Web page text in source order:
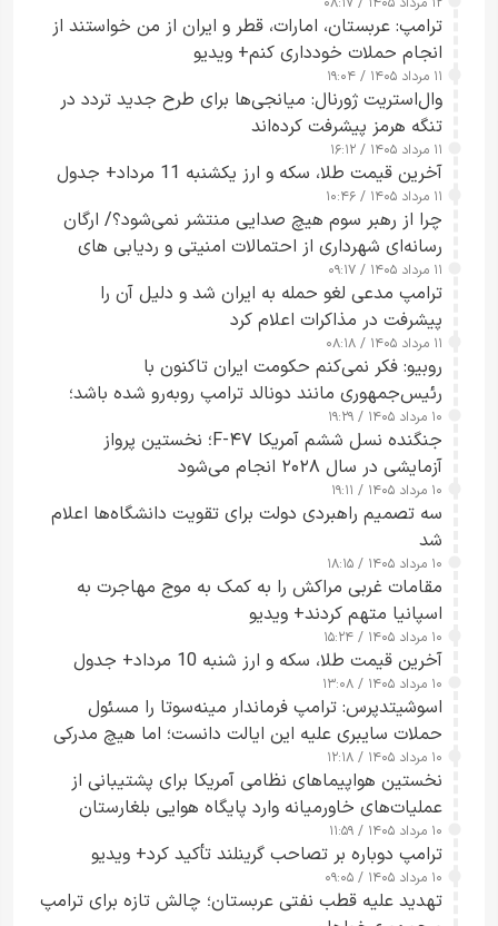
ترامپ: عربستان، امارات، قطر و ایران از من خواستند از
انجام حملات خودداری کنم+ ویدیو
۱۱ مرداد ۱۴۰۵ / ۱۹:۰۴
وال‌استریت ژورنال: میانجی‌ها برای طرح جدید تردد در
تنگه هرمز پیشرفت کرده‌اند
۱۱ مرداد ۱۴۰۵ / ۱۶:۱۲
آخرین قیمت طلا، سکه و ارز یکشنبه 11 مرداد+ جدول
۱۱ مرداد ۱۴۰۵ / ۱۰:۴۶
چرا از رهبر سوم هیچ صدایی منتشر نمی‌شود؟/ ارگان
رسانه‌ای شهرداری از احتمالات امنیتی و ردیابی های
جاسوسی گفت
۱۱ مرداد ۱۴۰۵ / ۰۹:۱۷
ترامپ مدعی لغو حمله به ایران شد و دلیل آن را
پیشرفت در مذاکرات اعلام کرد
۱۱ مرداد ۱۴۰۵ / ۰۸:۱۸
روبیو: فکر نمی‌کنم حکومت ایران تاکنون با
رئیس‌جمهوری مانند دونالد ترامپ روبه‌رو شده باشد؛
کسی که واقعاً دست به اقدام می‌زند
۱۰ مرداد ۱۴۰۵ / ۱۹:۲۹
جنگنده نسل ششم آمریکا F-۴۷؛ نخستین پرواز
آزمایشی در سال ۲۰۲۸ انجام می‌شود
۱۰ مرداد ۱۴۰۵ / ۱۹:۱۱
سه تصمیم راهبردی دولت برای تقویت دانشگاه‌ها اعلام
شد
۱۰ مرداد ۱۴۰۵ / ۱۸:۱۵
مقامات غربی مراکش را به کمک به موج مهاجرت به
اسپانیا متهم کردند+ ویدیو
۱۰ مرداد ۱۴۰۵ / ۱۵:۲۴
آخرین قیمت طلا، سکه و ارز شنبه 10 مرداد+ جدول
۱۰ مرداد ۱۴۰۵ / ۱۳:۰۸
اسوشیتدپرس: ترامپ فرماندار مینه‌سوتا را مسئول
حملات سایبری علیه این ایالت دانست؛ اما هیچ مدرکی
ارائه نکرد
۱۰ مرداد ۱۴۰۵ / ۱۲:۱۸
نخستین هواپیماهای نظامی آمریکا برای پشتیبانی از
عملیات‌های خاورمیانه وارد پایگاه هوایی بلغارستان
شدند
۱۰ مرداد ۱۴۰۵ / ۱۱:۵۹
ترامپ دوباره بر تصاحب گرینلند تأکید کرد+ ویدیو
۱۰ مرداد ۱۴۰۵ / ۰۹:۰۵
تهدید علیه قطب نفتی عربستان؛ چالش تازه برای ترامپ